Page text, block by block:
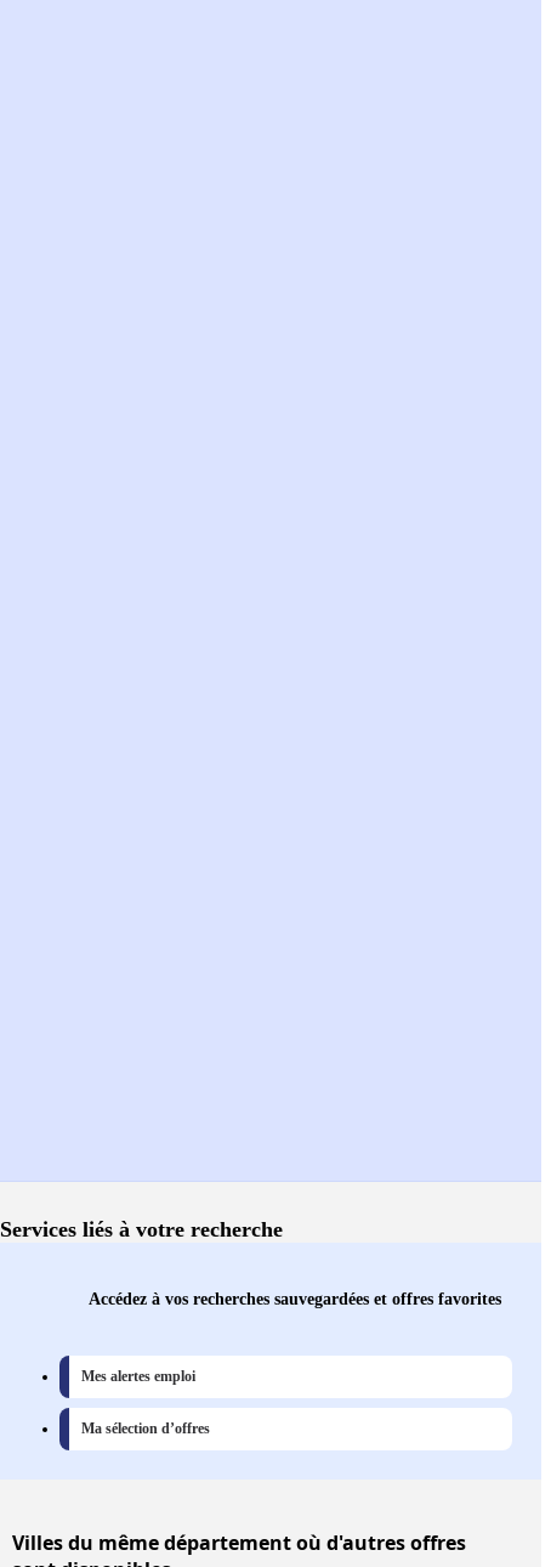
Services liés à votre recherche
Accédez à vos recherches sauvegardées et offres favorites
Mes alertes emploi
Ma sélection d’offres
Villesdu même département où d'autres offres